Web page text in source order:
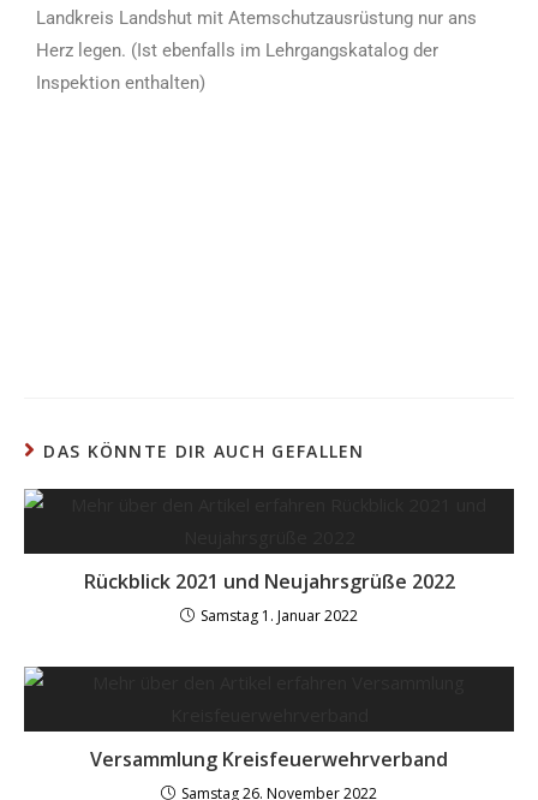
Landkreis Landshut mit Atemschutzausrüstung nur ans
Herz legen. (Ist ebenfalls im Lehrgangskatalog der
Inspektion enthalten)
DAS KÖNNTE DIR AUCH GEFALLEN
Rückblick 2021 und Neujahrsgrüße 2022
Samstag 1. Januar 2022
Versammlung Kreisfeuerwehrverband
Samstag 26. November 2022